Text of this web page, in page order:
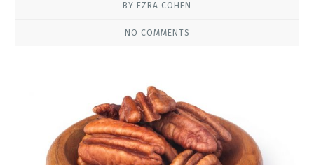
BY EZRA COHEN
NO COMMENTS